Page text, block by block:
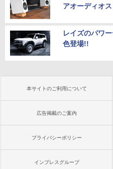
アオーディオ
レイズのパワ
色登場!!
本サイトのご利用について
広告掲載のご案内
プライバシーポリシー
インプレスグループ